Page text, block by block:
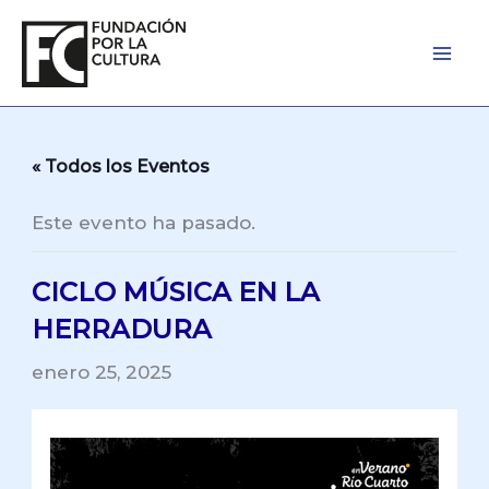
contenido
« Todos los Eventos
Este evento ha pasado.
CICLO MÚSICA EN LA
HERRADURA
enero 25, 2025